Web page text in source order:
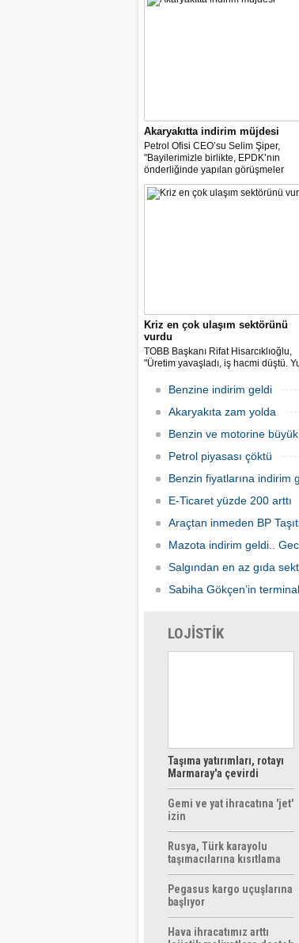
Akaryakıtta indirim müjdesi
Petrol Ofisi CEO’su Selim Şiper,
"Bayilerimizle birlikte, EPDK’nın
önderliğinde yapılan görüşmeler
sonucunda, dağıtım masraf
paylarımızdan fedakârlık ederek
Kriz en çok ulaşım sektörünü
vurdu
TOBB Başkanı Rifat Hisarcıklıoğlu,
"Üretim yavaşladı, iş hacmi düştü.
sınırları kapattı, ihracat yavaşladı,
mallarımızı taşıyamaz hale geldik"
Benzine indirim geldi
Akaryakıta zam yolda
Benzin ve motorine
Petrol piyasası çöktü
Benzin fiyatlarına indirim
E-Ticaret yüzde 200 arttı
Araçtan inmeden BP
Mazota indirim geldi..
Salgından en az gıda
Sabiha Gökçen’in
LOJİSTİK
Taşıma yatırımları, rotayı
Marmaray'a çevirdi
Gemi ve yat ihracatına 'jet'
izin
Rusya, Türk karayolu
taşımacılarına kısıtlama
getirebilir
Pegasus kargo uçuşlarına
başlıyor
Hava ihracatımız arttı